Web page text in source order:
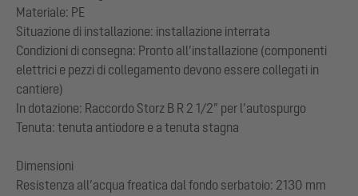
Materiale: PE
Situazione di installazione: installazione interrata
Condizioni di consegna: Pronto all’installazione (componenti
elettrici e pezzi di collegamento devono essere collegati in
cantiere)
In dotazione: Raccordo Storz B R 2 1/2” per l’autospurgo
Tenuta: tenuta antiodore e a tenuta stagna
Dimensioni
Resistenza all’acqua freatica dal fondo serbatoio: 2130 mm